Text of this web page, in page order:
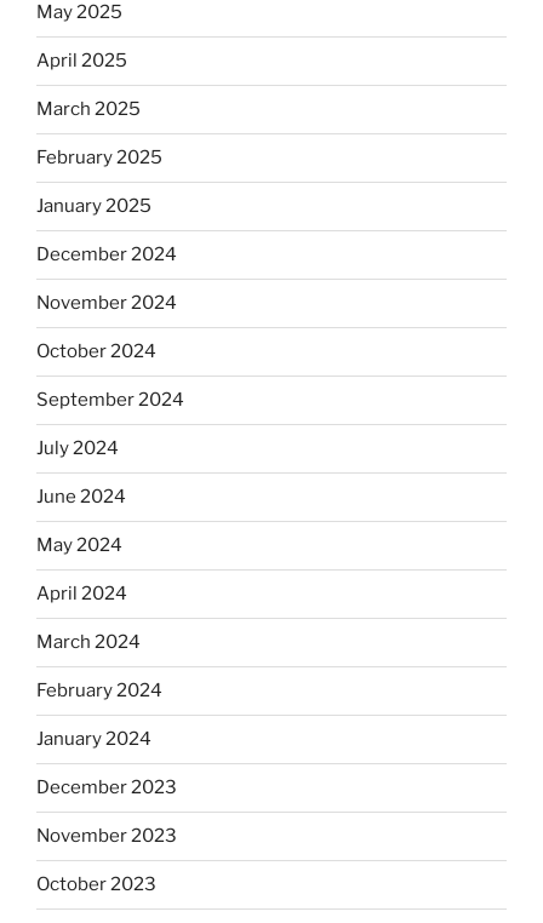
May 2025
April 2025
March 2025
February 2025
January 2025
December 2024
November 2024
October 2024
September 2024
July 2024
June 2024
May 2024
April 2024
March 2024
February 2024
January 2024
December 2023
November 2023
October 2023